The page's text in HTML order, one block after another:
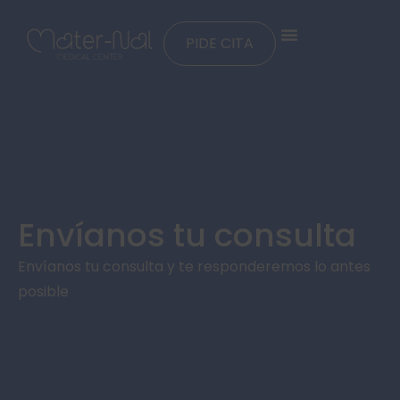
PIDE CITA
Envíanos tu consulta
Envíanos tu consulta y te responderemos lo antes
posible